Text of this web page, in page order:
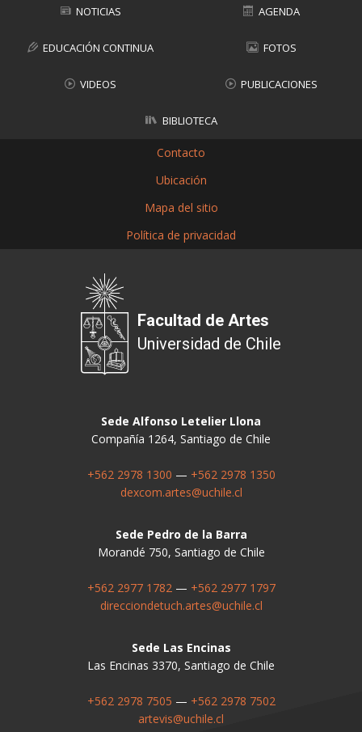
NOTICIAS AGENDA
EDUCACIÓN CONTINUA FOTOS
VIDEOS PUBLICACIONES
BIBLIOTECA
Contacto
Ubicación
Mapa del sitio
Política de privacidad
Facultad de Artes
Universidad de Chile
Sede Alfonso Letelier Llona
Compañía 1264, Santiago de Chile
+562 2978 1300 — +562 2978 1350
dexcom.artes@uchile.cl
Sede Pedro de la Barra
Morandé 750, Santiago de Chile
+562 2977 1782— +562 2977 1797
direcciondetuch.artes@uchile.cl
Sede Las Encinas
Las Encinas 3370, Santiago de Chile
+562 2978 7505 — +562 2978 7502
artevis@uchile.cl